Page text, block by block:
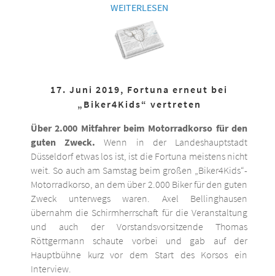
WEITERLESEN
17. Juni 2019, Fortuna erneut bei
„Biker4Kids“ vertreten
Über 2.000 Mitfahrer beim Motorradkorso für den
guten Zweck. Wenn in der Landeshauptstadt
Düsseldorf etwas los ist, ist die Fortuna meistens nicht
weit. So auch am Samstag beim großen „Biker4Kids“-
Motorradkorso, an dem über 2.000 Biker für den guten
Zweck unterwegs waren. Axel Bellinghausen
übernahm die Schirmherrschaft für die Veranstaltung
und auch der Vorstandsvorsitzende Thomas
Röttgermann schaute vorbei und gab auf der
Hauptbühne kurz vor dem Start des Korsos ein
Interview.